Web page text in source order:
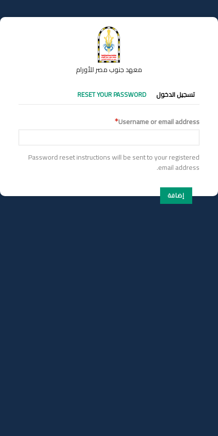
إلى
المحتوى
معهد جنوب مصر للأورام
التبويبات
الأساسية
تسجيل الدخول RESET YOUR PASSWORD
Username or email address
Password reset instructions will be sent to your registered
email address.